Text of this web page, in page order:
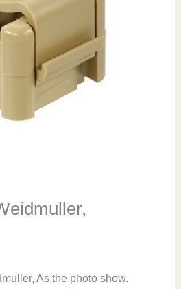
As the photo show.